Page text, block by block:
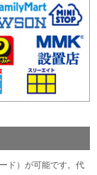
ド）が可能です。代